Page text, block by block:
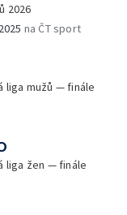
2026
na ČT sport
liga mužů — finále
liga žen — finále